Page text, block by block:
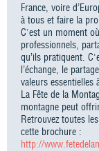
France, voire
à tous et faire la
C'est un moment
professionnels,
qu’ils pratiquent.
l’échange, le
valeurs essentielles
La Fête de la
montagne peut
Retrouvez toutes
cette brochure :
http://